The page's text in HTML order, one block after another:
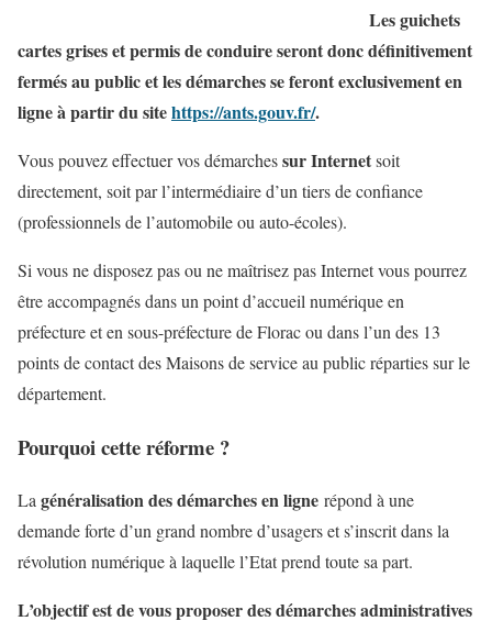
Les guichets
cartes grises et permis de conduire seront donc définitivement
fermés au public et les démarches se feront exclusivement en
ligne à partir du sitehttps://ants.gouv.fr/.
Vous pouvez effectuer vos démarchessur Internetsoit
directement, soit par l’intermédiaire d’un tiers de confiance
(professionnels de l’automobile ou auto-écoles).
Si vous ne disposez pas ou ne maîtrisez pas Internet vous pourrez
être accompagnés dans un point d’accueil numérique en
préfecture et en sous-préfecture de Florac ou dans l’un des 13
points de contact des Maisons de service au public réparties sur le
département.
Pourquoi cette réforme ?
Lagénéralisation des démarches en ligne répond à une
demande forte d’un grand nombre d’usagers et s’inscrit dans la
révolution numérique à laquelle l’Etat prend toute sa part.
L’objectif est de vous proposer des démarches administratives